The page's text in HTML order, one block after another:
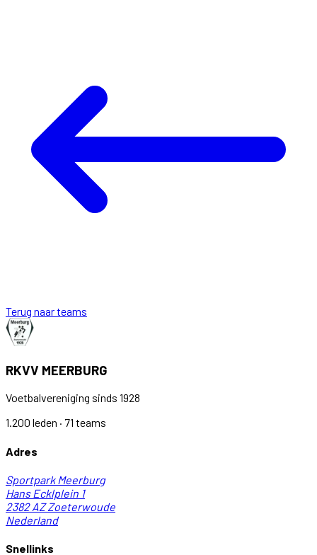
Terug naar teams
RKVV MEERBURG
Voetbalvereniging sinds 1928
1.200 leden · 71 teams
Adres
Sportpark Meerburg
Hans Ecklplein 1
2382 AZ Zoeterwoude
Nederland
Snellinks